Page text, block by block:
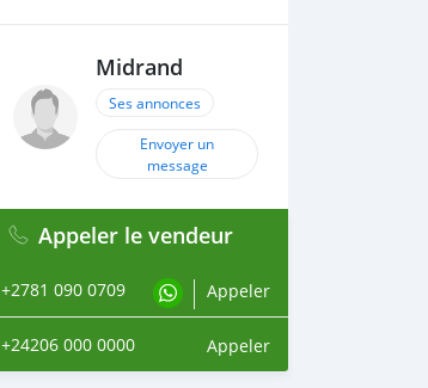
Midrand
Ses annonces
Envoyer un
message
Appeler le vendeur
+2781 090 0709 Appeler
+24206 000 0000 Appeler